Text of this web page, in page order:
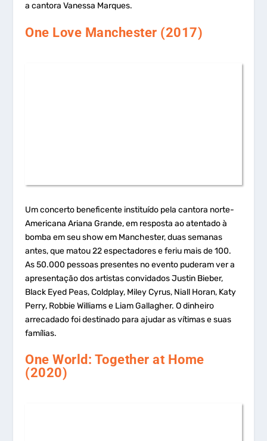
a cantora Vanessa Marques.
One Love Manchester (2017)
Um concerto beneficente instituído pela cantora norte-
Americana Ariana Grande, em resposta ao atentado à
bomba em seu show em Manchester, duas semanas
antes, que matou 22 espectadores e feriu mais de 100.
As 50.000 pessoas presentes no evento puderam ver a
apresentação dos artistas convidados Justin Bieber,
Black Eyed Peas, Coldplay, Miley Cyrus, Niall Horan, Katy
Perry, Robbie Williams e Liam Gallagher. O dinheiro
arrecadado foi destinado para ajudar as vítimas e suas
famílias.
One World: Together at Home
(2020)